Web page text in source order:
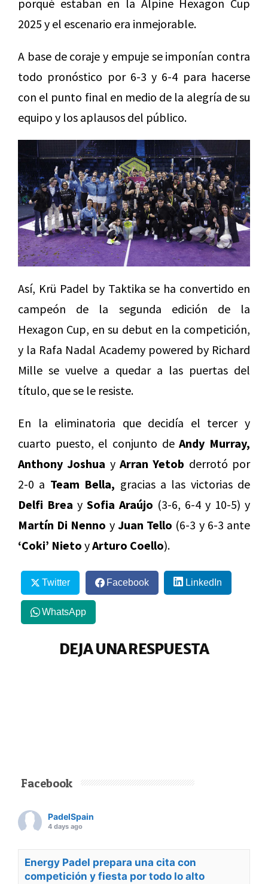
porqué estaban en la Alpine Hexagon Cup
2025 y el escenario era inmejorable.
A base de coraje y empuje se imponían contra
todo pronóstico por 6-3 y 6-4 para hacerse
con el punto final en medio de la alegría de su
equipo y los aplausos del público.
Así, Krü Padel by Taktika se ha convertido en
campeón de la segunda edición de la
Hexagon Cup, en su debut en la competición,
y la Rafa Nadal Academy powered by Richard
Mille se vuelve a quedar a las puertas del
título, que se le resiste.
En la eliminatoria que decidía el tercer y
cuarto puesto, el conjunto deAndy Murray,
Anthony Joshua yArran Yetob derrotó por
2-0 a Team Bella, gracias a las victorias de
Delfi Brea y Sofia Araújo (3-6, 6-4 y 10-5) y
Martín Di Nenno y Juan Tello (6-3 y 6-3 ante
‘Coki’ Nieto yArturo Coello).
Twitter Facebook LinkedIn
WhatsApp
DEJA UNA RESPUESTA
Facebook
PadelSpain
4 days ago
Energy Padel prepara una cita con
competición y fiesta por todo lo alto